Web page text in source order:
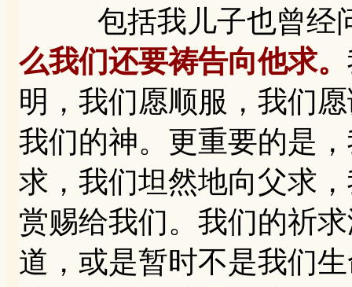
包括我儿子也曾经
么我们还要祷告向他求。
明，我们愿顺服，我们
我们的神。更重要的是
求，我们坦然地向父求
赏赐给我们。我们的祈
道，或是暂时不是我们